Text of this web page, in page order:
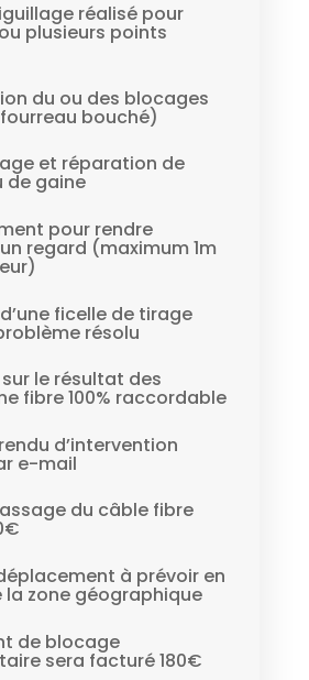
réalisé pour
plusieurs points
du ou des blocages
bouché)
et réparation de
de gaine
pour rendre
regard (maximum 1m
ficelle de tirage
résolu
le résultat des
fibre 100% raccordable
d’intervention
e-mail
du câble fibre
à prévoir en
zone géographique
de blocage
sera facturé 180€